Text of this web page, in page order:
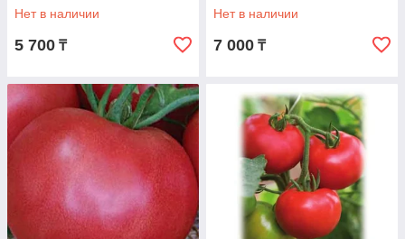
Нет в наличии
5 700 ₸
Нет в наличии
7 000 ₸